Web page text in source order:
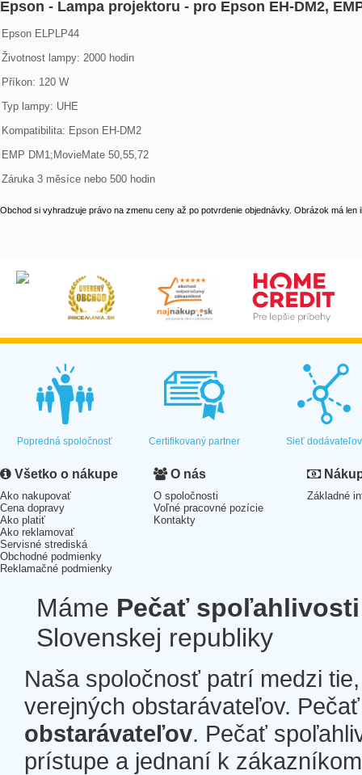
Epson - Lampa projektoru - pro Epson EH-DM2,
Epson ELPLP44
Životnost lampy: 2000 hodin
Příkon: 120 W
Typ lampy: UHE
Kompatibilita: Epson EH-DM2
EMP DM1;MovieMate 50,55,72
Záruka 3 měsíce nebo 500 hodin
Obchod si vyhradzuje právo na zmenu ceny až po potvrdenie objednávky. Obrázok má len
Popredná spoločnosť Certifikovaný partner Sieť dodávateľov
Všetko o nákupe
Ako nakupovať
Cena dopravy
Ako platiť
Ako reklamovať
Servisné strediská
Obchodné podmienky
Reklamačné podmienky
O nás
O spoločnosti
Voľné pracovné pozície
Kontakty
Základné
Máme Pečať spoľahlivosti
Slovenskej republiky
Naša spoločnosť patrí medzi
verejných obstarávateľov.
obstarávateľov. Pečať
prístupe a jednaní k